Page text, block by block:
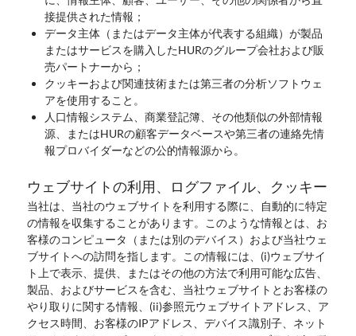
接提供された情報；
データ主体（またはデータ主体が代表する組織）が製品
またはサービスを購入したHURのグループ会社および販
売パートナーから；
クッキーおよび関連技術または第三者の分析ソフトウェ
アを使用すること。
人口情報システム、商業登記簿、その他類似の外部情報
源、またはHURの顧客データベースや第三者の連絡先情
報プロバイダーなどの公的情報源から。
ウェブサイトの利用、ログファイル、クッキー
当社は、当社のウェブサイトを利用する際に、自動的に特定
の情報を収集することがあります。このような情報とは、お
客様のコンピュータ（または別のデバイス）および当社ウェ
ブサイトへの訪問を指します。この情報には、(i)ウェブサイ
ト上で表示、提供、またはその他の方法で利用可能な広告、
製品、およびサービスを含む、当社ウェブサイトとお客様の
やり取りに関する情報、(ii)参照元ウェブサイトアドレス、ア
クセス時間、お客様のIPアドレス、デバイス識別子、ネット